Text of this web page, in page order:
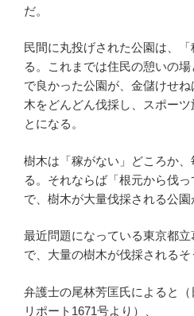
だ。
民間に丸投げされた公園は、
る。これまでは住民の憩いの
で良かった公園が、金儲けせ
木をどんどん伐採し、スポー
とになる。
樹木は「稼がない」どころか
る。それならば「根元から伐
で、樹木が大量伐採される公園
最近問題になっている東京都
で、大量の樹木が伐採されるそ
弁護士の尾林芳匡氏によると
リポート1671号より）、